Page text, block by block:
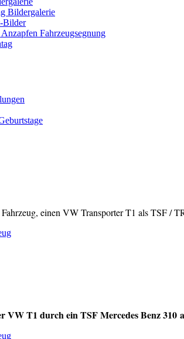
Bildergalerie
Bilder
Fahrzeugsegnung
einen VW Transporter T1 als TSF /
VW T1 durch ein TSF Mercedes Benz 310